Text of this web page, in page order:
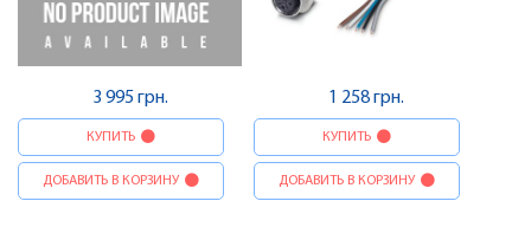
3 995 грн.
КУПИТЬ
ДОБАВИТЬ В КОРЗИНУ
1 258 грн.
КУПИТЬ
ДОБАВИТЬ В КОРЗИНУ